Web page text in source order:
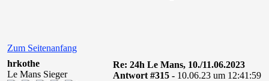
Zum Seitenanfang
hrkothe
Le Mans Sieger
Re: 24h Le Mans, 10./11.06.2023
Antwort #315 - 10.06.23 um 12:41:59